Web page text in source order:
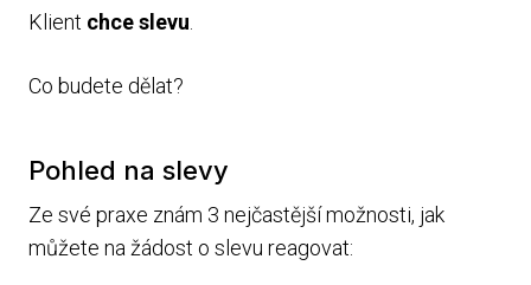
Klient chce slevu
Co budete dělat?
Pohled na slevy
Ze své praxe znám 3 nejčastější možnosti, jak
můžete na žádost o slevu reagovat: